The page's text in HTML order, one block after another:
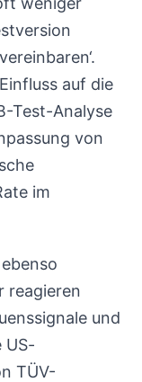
auf die
Test-Analyse
von
im
reagieren
und
US-
TÜV-